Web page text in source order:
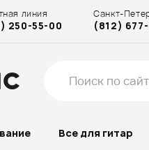
линия
250-55-00
Санкт-
(812)
Все для гитар